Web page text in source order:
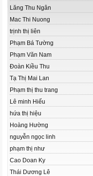
Lăng Thu Ngân
Mac Thi Nuong
trịnh thị liên
Phạm Bá Tường
Phạm Văn Nam
Đoàn Kiều Thu
Tạ Thị Mai Lan
Phạm thị thu trang
Lê minh Hiếu
hứa thị hiệu
Hoàng Hường
nguyễn ngọc linh
phạm thị như
Cao Doan Ky
Thái Dương Lê